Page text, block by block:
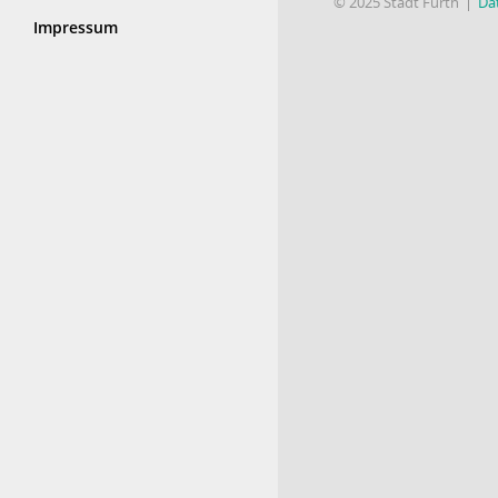
Impressum